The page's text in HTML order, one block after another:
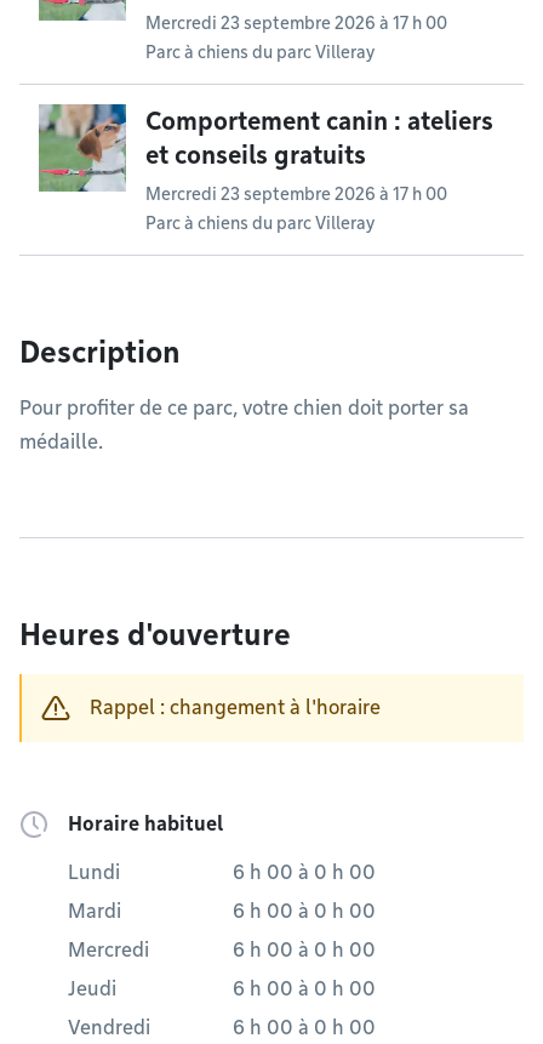
Mercredi 23 septembre 2026 à 17 h 00
Parc à chiens du parc Villeray
Comportement canin : ateliers
et conseils gratuits
Mercredi 23 septembre 2026 à 17 h 00
Parc à chiens du parc Villeray
Description
Pour profiter de ce parc, votre chien doit porter sa
médaille.
Heures d'ouverture
Rappel : changement à l'horaire
Horaire habituel
Lundi 6 h 00 à 0 h 00
Mardi
6 h 00 à 0 h 00
Mercredi
6 h 00 à 0 h 00
Jeudi
6 h 00 à 0 h 00
Vendredi
6 h 00 à 0 h 00